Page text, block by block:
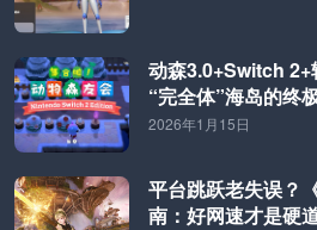
动森3.0+Switch
“完全体”海岛的终
2026年1月15日
平台跳跃老失误？
南：好网速才是硬